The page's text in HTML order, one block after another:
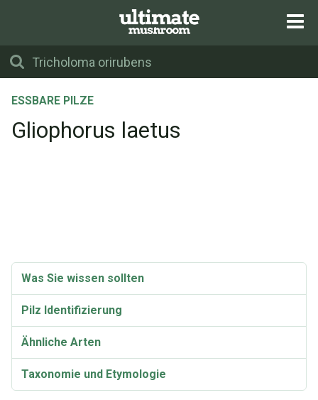
ESSBARE PILZE
Gliophorus laetus
Was Sie wissen sollten
Pilz Identifizierung
Ähnliche Arten
Taxonomie und Etymologie